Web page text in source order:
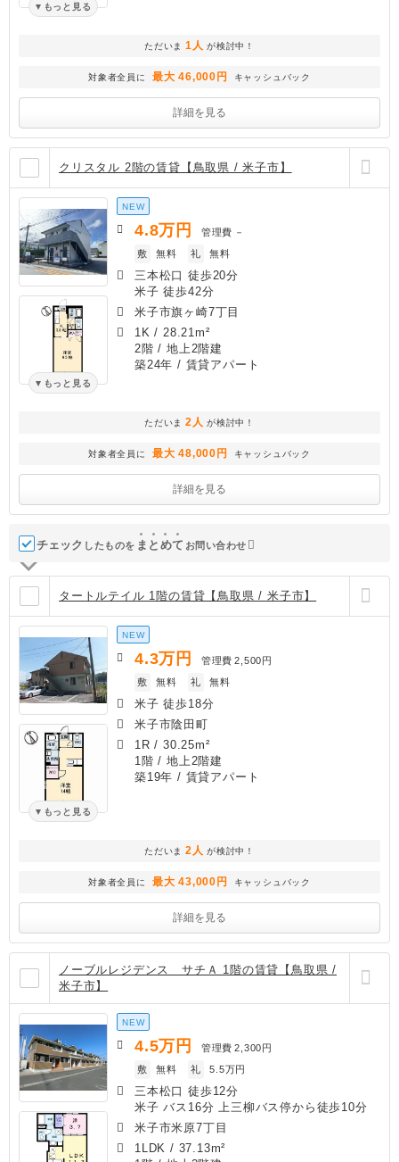
もっと見る
ただいま 1人 が検討中！
対象者全員に 最大 46,000円 キャッシュバック
詳細を見る
クリスタル 2階の賃貸【鳥取県 / 米子市】
もっと見る
NEW
4.8万円 管理費 －
敷
無料 礼 無料
三本松口 徒歩20分
米子 徒歩42分
米子市旗ヶ崎7丁目
1K / 28.21m²
2階 / 地上2階建
築24年 / 賃貸アパート
ただいま 2人 が検討中！
対象者全員に 最大 48,000円 キャッシュバック
詳細を見る
チェック したものを ま と めて お問い合わせ
タートルテイル 1階の賃貸【鳥取県 / 米子市】
もっと見る
NEW
4.3万円 管理費 2,500円
敷
無料 礼 無料
米子 徒歩18分
米子市陰田町
1R /30.25m²
1階 / 地上2階建
築19年 / 賃貸アパート
ただいま 2人 が検討中！
対象者全員に 最大 43,000円 キャッシュバック
詳細を見る
ノーブルレジデンス サチＡ 1階の賃貸【鳥取県 /
米子市】
NEW
4.5万円 管理費 2,300円
敷
無料 礼 5.5万円
三本松口 徒歩12分
米子 バス16分 上三柳バス停から徒歩10分
米子市米原7丁目
1LDK / 37.13m²